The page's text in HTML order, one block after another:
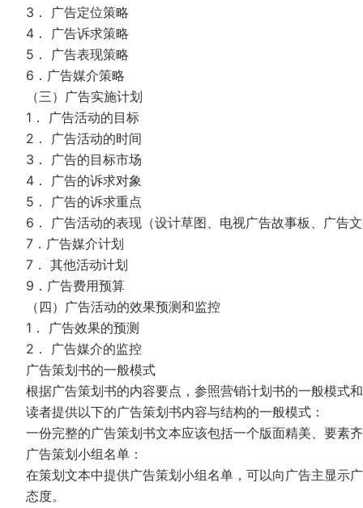
3． 广告定位策略
4． 广告诉求策略
5． 广告表现策略
6．广告媒介策略
（三）广告实施计划
1． 广告活动的目标
2． 广告活动的时间
3． 广告的目标市场
4． 广告的诉求对象
5． 广告的诉求重点
6． 广告活动的表现（设计草图、电视广告故事板、广告
7．广告媒介计划
7． 其他活动计划
9．广告费用预算
（四）广告活动的效果预测和监控
1． 广告效果的预测
2． 广告媒介的监控
广告策划书的一般模式
根据广告策划书的内容要点，参照营销计划书的一般模式
读者提供以下的广告策划书内容与结构的一般模式：
一份完整的广告策划书文本应该包括一个版面精美、要素
广告策划小组名单：
在策划文本中提供广告策划小组名单，可以向广告主显示
态度。